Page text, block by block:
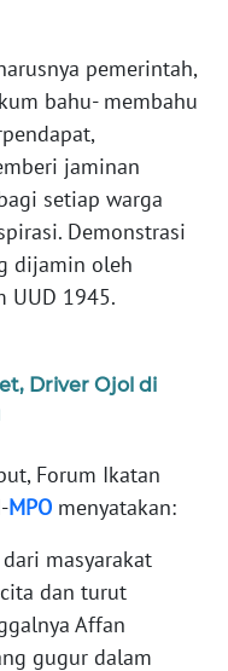
pemerintah,
bahu- membahu
jaminan
setiap warga
Demonstrasi
dijamin oleh
UUD 1945.
Driver Ojol di
Forum Ikatan
MPO menyatakan:
masyarakat
dan turut
Affan
gugur dalam